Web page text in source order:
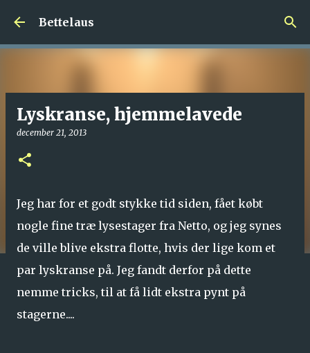
Gå videre til hovedindholdet
Bettelaus
Lyskranse, hjemmelavede
december 21, 2013
Jeg har for et godt stykke tid siden, fået købt
nogle fine træ lysestager fra Netto, og jeg synes
de ville blive ekstra flotte, hvis der lige kom et
par lyskranse på. Jeg fandt derfor på dette
nemme tricks, til at få lidt ekstra pynt på
stagerne....